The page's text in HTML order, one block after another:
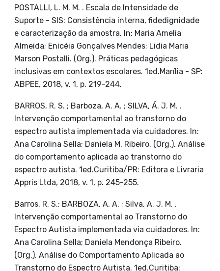
POSTALLI, L. M. M. . Escala de Intensidade de
Suporte - SIS: Consistência interna, fidedignidade
e caracterização da amostra. In: Maria Amelia
Almeida; Enicéia Gonçalves Mendes; Lidia Maria
Marson Postalli. (Org.). Práticas pedagógicas
inclusivas em contextos escolares. 1ed.Marília - SP:
ABPEE, 2018, v. 1, p. 219-244.
BARROS, R. S. ; Barboza, A. A. ; SILVA, Á. J. M. .
Intervenção comportamental ao transtorno do
espectro autista implementada via cuidadores. In:
Ana Carolina Sella; Daniela M. Ribeiro. (Org.). Análise
do comportamento aplicada ao transtorno do
espectro autista. 1ed.Curitiba/PR: Editora e Livraria
Appris Ltda, 2018, v. 1, p. 245-255.
Barros, R. S.; BARBOZA, A. A. ; Silva, A. J. M. .
Intervenção comportamental ao Transtorno do
Espectro Autista implementada via cuidadores. In:
Ana Carolina Sella; Daniela Mendonça Ribeiro.
(Org.). Análise do Comportamento Aplicada ao
Transtorno do Espectro Autista. 1ed.Curitiba: